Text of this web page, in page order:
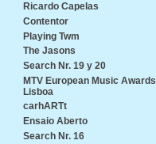
Ricardo Capelas
Contentor
Playing Twm
The Jasons
Search Nr. 19 y 20
MTV European Music Awards
Lisboa
carhARTt
Ensaio Aberto
Search Nr. 16